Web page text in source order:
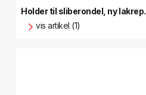
Holder til sliberondel, ny lakrep.
vis artikel (1)